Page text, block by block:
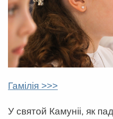
Гамілія >>>
У святой Камуніі, як